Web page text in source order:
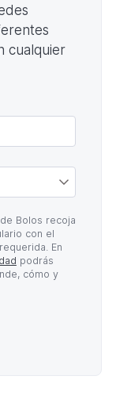
cualquier
Bolos recoja
con el
En
podrás
cómo y